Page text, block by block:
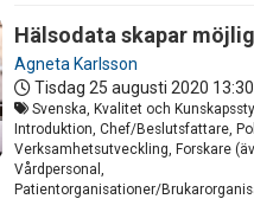
Hälsodata skapar
Agneta Karlsson
Tisdag 25 augusti 2020
Svenska, Kvalitet och
Introduktion, Chef/Beslutsfattare,
Verksamhetsutveckling, Forskare
Vårdpersonal,
Patientorganisationer/